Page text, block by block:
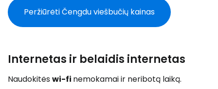
Peržiūrėti Čengdu viešbučių kainas
Internetas ir belaidis internetas
Naudokitėswi-fi nemokamai ir neribotą laiką.